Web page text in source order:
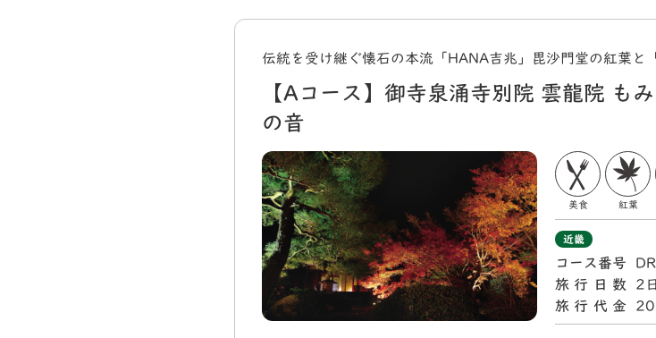
伝統を受け継ぐ懐石の本流「HANA吉兆」毘沙門堂の紅葉と
【Aコース】御寺泉涌寺別院 雲龍院 も
の音
美食 紅葉
近畿
コース番号
旅行日数
2
旅行代金